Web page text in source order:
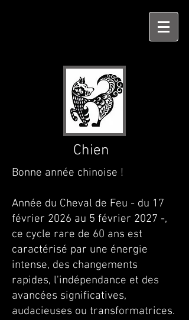
Chien
Bonne année chinoise !
Année du Cheval de Feu - du 17
février 2026 au 5 février 2027 -,
ce cycle rare de 60 ans est
caractérisé par une énergie
intense, des changements
rapides, l'indépendance et des
avancées significatives,
audacieuses ou transformatrices.